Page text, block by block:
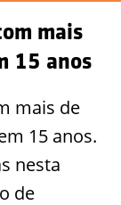
mais
15 anos
mais de
15 anos.
nesta
de